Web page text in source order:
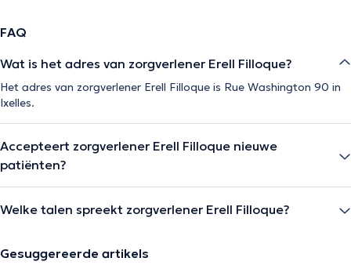
FAQ
Wat is het adres van zorgverlener Erell Filloque?
Het adres van zorgverlener Erell Filloque is Rue Washington 90 in
Ixelles.
Accepteert zorgverlener Erell Filloque nieuwe
patiënten?
Welke talen spreekt zorgverlener Erell Filloque?
Gesuggereerde artikels